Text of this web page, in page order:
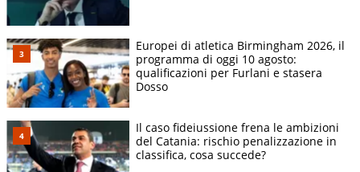
Europei di atletica Birmingham 2026, il
programma di oggi 10 agosto:
qualificazioni per Furlani e stasera
Dosso
Il caso fideiussione frena le ambizioni
del Catania: rischio penalizzazione in
classifica, cosa succede?